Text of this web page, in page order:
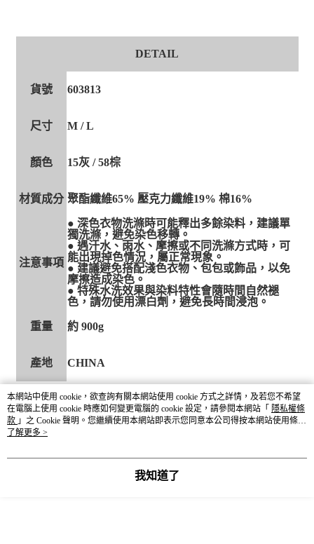
DETAIL
貨號 603813
尺寸 M / L
顏色 15灰 / 58棕
材質成分 聚酯纖維65% 壓克力纖維19% 棉16%
注意事項
● 深色衣物洗滌時可能釋出多餘染料，建議單
獨洗滌，避免染色移轉。
● 遇汗水、雨水、摩擦或不同洗滌方式時，可
能出現掉色情況，屬正常現象。
● 建議避免搭配淺色衣物、包包或飾品，以免
摩擦造成染色。
● 特殊水洗效果與染料特性會隨時間自然褪
色，請勿使用漂白劑，避免長時間浸泡。
重量 約 900g
產地 CHINA
本網站中使用 cookie，欲查詢有關本網站使用 cookie 方式之詳情，及若您不希望
在電腦上使用 cookie 時應如何變更電腦的 cookie 設定，請參閱本網站「 隱私權條
款 」之 Cookie 聲明。您繼續使用本網站即表示您同意本公司得按本網站使用條款
之 Cookie 聲明使用 cookie。
了解更多 >
我知道了